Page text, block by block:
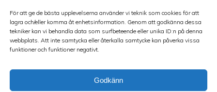
För att ge de bästa upplevelserna använder vi teknik som cookies för att
lagra och/eller komma åt enhetsinformation. Genom att godkänna dessa
tekniker kan vi behandla data som surfbeteende eller unika ID:n på denna
webbplats. Att inte samtycka eller återkalla samtycke kan påverka vissa
funktioner och funktioner negativt.
Godkänn
Integritetspolicy